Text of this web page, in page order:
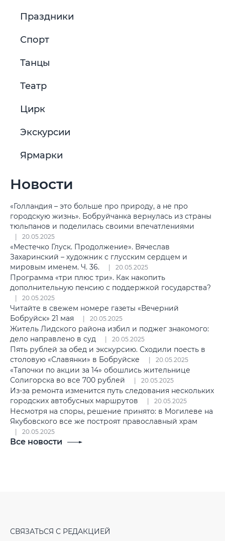
Праздники
Спорт
Танцы
Театр
Цирк
Экскурсии
Ярмарки
Новости
«Голландия – это больше про природу, а не про
городскую жизнь». Бобруйчанка вернулась из страны
тюльпанов и поделилась своими впечатлениями
20.05.2025
«Местечко Глуск. Продолжение». Вячеслав
Захаринский – художник с глусским сердцем и
мировым именем. Ч. 36.
20.05.2025
Программа «три плюс три». Как накопить
дополнительную пенсию с поддержкой государства?
20.05.2025
Читайте в свежем номере газеты «Вечерний
Бобруйск» 21 мая
20.05.2025
Житель Лидского района избил и поджег знакомого:
дело направлено в суд
20.05.2025
Пять рублей за обед и экскурсию. Сходили поесть в
столовую «Славянки» в Бобруйске
20.05.2025
«Тапочки по акции за 14» обошлись жительнице
Солигорска во все 700 рублей
20.05.2025
Из-за ремонта изменится путь следования нескольких
городских автобусных маршрутов
20.05.2025
Несмотря на споры, решение принято: в Могилеве на
Якубовского все же построят православный храм
20.05.2025
Все новости
СВЯЗАТЬСЯ С РЕДАКЦИЕЙ